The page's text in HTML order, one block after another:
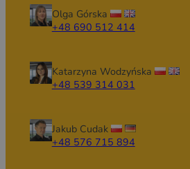
Olga Górska
+48 690 512 414
Katarzyna Wodzyńska
+48 539 314 031
Jakub Cudak
+48 576 715 894